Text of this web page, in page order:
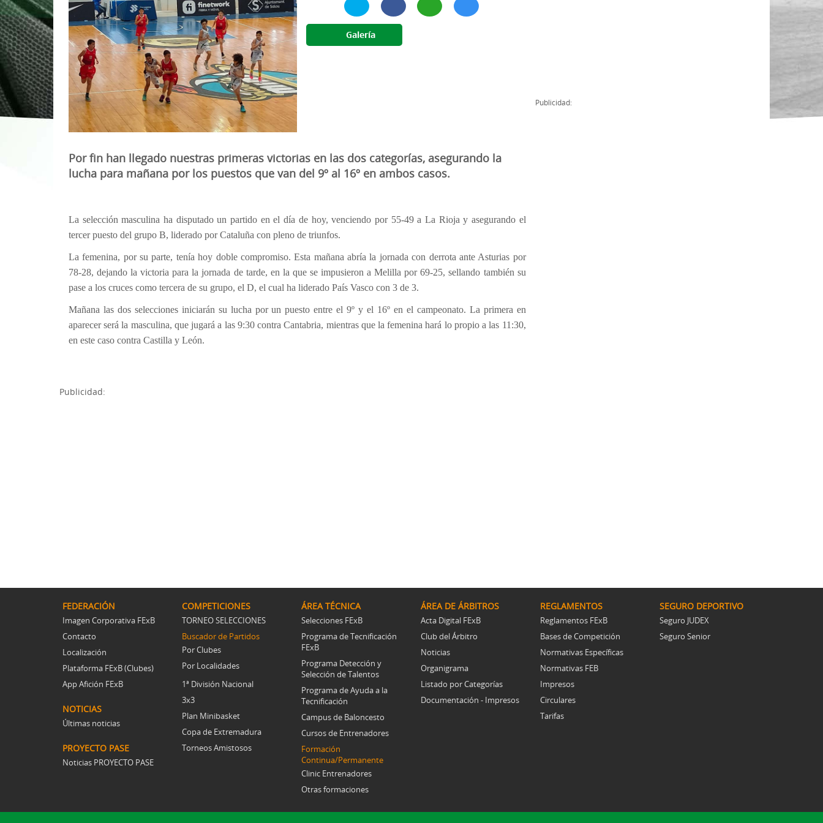
1ª División Nacional
3x3
Plan Minibasket
Copa de Extremadura
Torneos Amistosos
Formación Continua/Permanente
Clinic Entrenadores
Tarifas
Subvenciones
Galería
Por fin han llegado nuestras primeras victorias en las dos categorías, asegurando la
lucha para mañana por los puestos que van del 9º al 16º en ambos casos.
La selección masculina ha disputado un partido en el día de hoy, venciendo por 55-49 a La Rioja y asegurando el
tercer puesto del grupo B, liderado por Cataluña con pleno de triunfos.
La femenina, por su parte, tenía hoy doble compromiso. Esta mañana abría la jornada con derrota ante Asturias por
78-28, dejando la victoria para la jornada de tarde, en la que se impusieron a Melilla por 69-25, sellando también su
pase a los cruces como tercera de su grupo, el D, el cual ha liderado País Vasco con 3 de 3.
Mañana las dos selecciones iniciarán su lucha por un puesto entre el 9º y el 16º en el campeonato. La primera en
aparecer será la masculina, que jugará a las 9:30 contra Cantabria, mientras que la femenina hará lo propio a las 11:30,
en este caso contra Castilla y León.
Publicidad:
Publicidad:
FEDERACIÓN
Imagen Corporativa FExB
Contacto
Localización
Plataforma FExB (Clubes)
App Afición FExB
NOTICIAS
Últimas noticias
PROYECTO PASE
Noticias PROYECTO PASE
COMPETICIONES
TORNEO SELECCIONES
Buscador de Partidos
Por Clubes
Por Localidades
1ª División Nacional
3x3
Plan Minibasket
Copa de Extremadura
Torneos Amistosos
ÁREA TÉCNICA
Selecciones FExB
Programa de Tecnificación
FExB
Programa Detección y
Selección de Talentos
Programa de Ayuda a la
Tecnificación
Campus de Baloncesto
Cursos de Entrenadores
Formación
Continua/Permanente
Clinic Entrenadores
Otras formaciones
ÁREA DE ÁRBITROS
Acta Digital FExB
Club del Árbitro
Noticias
Organigrama
Listado por Categorías
Documentación - Impresos
REGLAMENTOS
Reglamentos FExB
Bases de Competición
Normativas Específicas
Normativas FEB
Impresos
Circulares
Tarifas
SEGURO DEPORTIVO
Seguro JUDEX
Seguro Senior